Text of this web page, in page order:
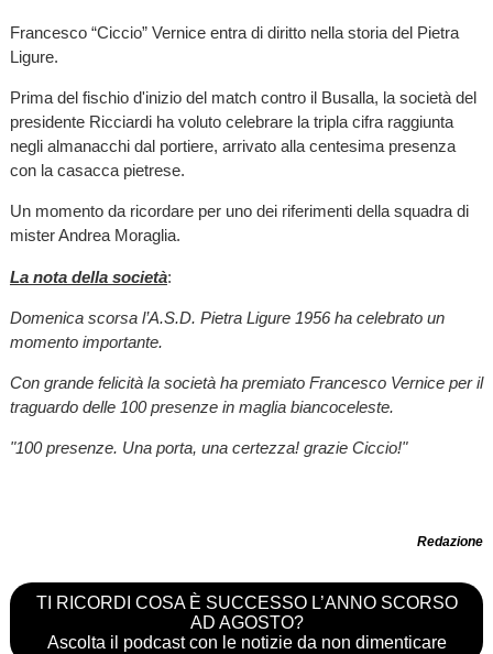
Francesco “Ciccio” Vernice entra di diritto nella storia del Pietra
Ligure.
Prima del fischio d'inizio del match contro il Busalla, la società del
presidente Ricciardi ha voluto celebrare la tripla cifra raggiunta
negli almanacchi dal portiere, arrivato alla centesima presenza
con la casacca pietrese.
Un momento da ricordare per uno dei riferimenti della squadra di
mister Andrea Moraglia.
La nota della società:
Domenica scorsa l’A.S.D. Pietra Ligure 1956 ha celebrato un
momento importante.
Con grande felicità la società ha premiato Francesco Vernice per il
traguardo delle 100 presenze in maglia biancoceleste.
"100 presenze. Una porta, una certezza! grazie Ciccio!"
Redazione
TI RICORDI COSA È SUCCESSO L’ANNO SCORSO
AD AGOSTO?
Ascolta il podcast con le notizie da non dimenticare